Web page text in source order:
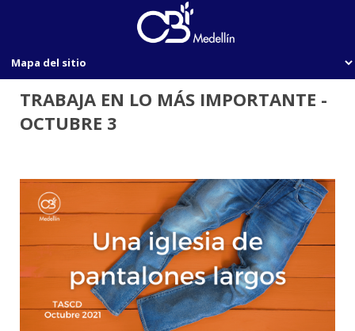
TRABAJA EN LO MÁS IMPORTANTE -
OCTUBRE 3